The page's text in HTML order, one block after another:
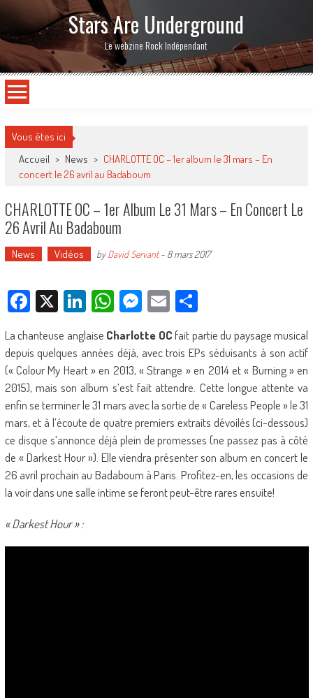
Stars Are Underground
Le webzine Rock Indépendant
Vous êtes ici
Accueil > News > CHARLOTTE OC – 1er album le 31 mars – En
concert le 26 avril au Badaboum
CHARLOTTE OC – 1er Album Le 31 Mars – En Concert Le
26 Avril Au Badaboum
News Vidéos byDavid Servant- 8 mars 2017
Facebook
X LinkedIn
WhatsApp
Messenger
EmailPartager
La chanteuse anglaise Charlotte OCfait partie du paysage musical
depuis quelques années déjà, avec trois EPs séduisants à son actif
(« Colour My Heart » en 2013, « Strange » en 2014 et « Burning » en
2015), mais son album s’est fait attendre. Cette longue attente va
enfin se terminer le 31 mars avec la sortie de « Careless People » le 31
mars, et à l’écoute de quatre premiers extraits dévoilés (ci-dessous)
ce disque s’annonce déjà plein de promesses (ne passez pas à côté
de « Darkest Hour »). Elle viendra présenter son album en concert le
26 avril prochain au Badaboum à Paris. Profitez-en, les occasions de
la voir dans une salle intime se feront peut-être rares ensuite!
« Darkest Hour » :